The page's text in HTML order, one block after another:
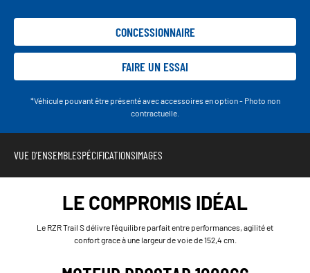
CONCESSIONNAIRE
FAIRE UN ESSAI
*Véhicule pouvant être présenté avec accessoires en option - Photo non
contractuelle.
VUE D'ENSEMBLESPÉCIFICATIONSIMAGES
LE COMPROMIS IDÉAL
Le RZR Trail S délivre l'équilibre parfait entre performances, agilité et
confort grace à une largeur de voie de 152,4 cm.